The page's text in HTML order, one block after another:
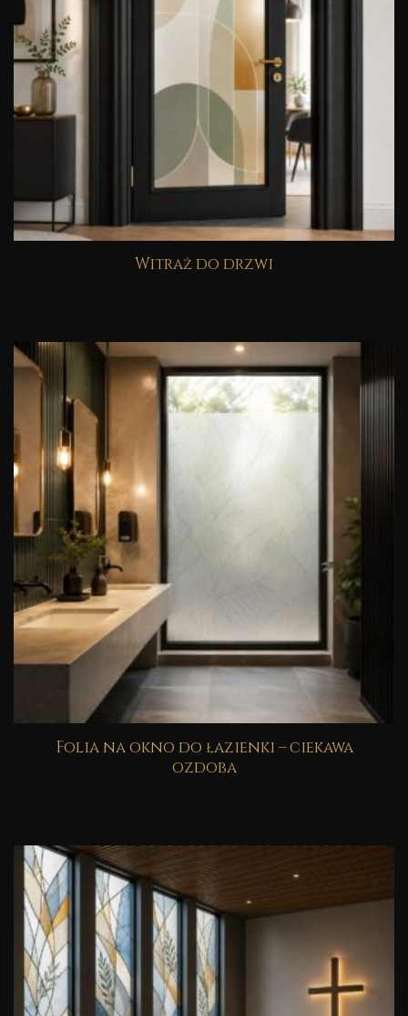
Witraż do drzwi
Folia na okno do łazienki – ciekawa
ozdoba